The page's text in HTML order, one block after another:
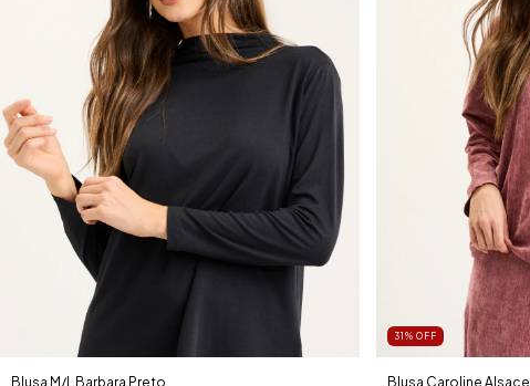
Blusa M/L Barbara Preto
31 % OFF
Blusa Caroline Alsace